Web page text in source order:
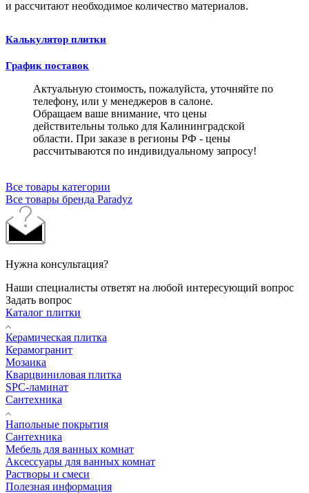
и рассчитают необходимое количество материалов.
Калькулятор плитки
График поставок
Актуальную стоимость, пожалуйста, уточняйте по
телефону, или у менеджеров в салоне.
Обращаем ваше внимание, что цены
действительны только для Калининградской
области. При заказе в регионы РФ - цены
рассчитываются по индивидуальному запросу!
Все товары категории
Все товары бренда Paradyz
Нужна консультация?
Наши специалисты ответят на любой интересующий вопрос
Задать вопрос
Каталог плитки
Керамическая плитка
Керамогранит
Мозаика
Кварцвиниловая плитка
SPC-ламинат
Сантехника
Напольные покрытия
Сантехника
Мебель для ванных комнат
Аксессуары для ванных комнат
Растворы и смеси
Полезная информация